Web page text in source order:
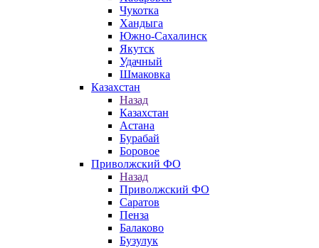
Чукотка
Хандыга
Южно-Сахалинск
Якутск
Удачный
Шмаковка
Казахстан
Назад
Казахстан
Астана
Бурабай
Боровое
Приволжский ФО
Назад
Приволжский ФО
Саратов
Пенза
Балаково
Бузулук